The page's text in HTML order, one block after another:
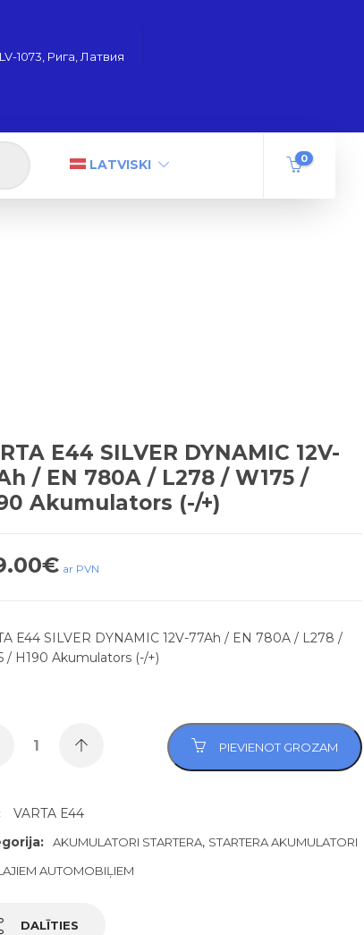
1073, Рига, Латвия
LATVISKI 0
E44 SILVER DYNAMIC 12V-
/ EN 780A / L278 / W175 /
Akumulators (-/+)
€ ar PVN
E44 SILVER DYNAMIC 12V-77Ah / EN 780A / L278 /
/ H190 Akumulators (-/+)
PIEVIENOT GROZAM
VARTA E44
AKUMULATORI STARTERA, STARTERA AKUMULATORI
AUTOMOBIĻIEM
DALĪTIES